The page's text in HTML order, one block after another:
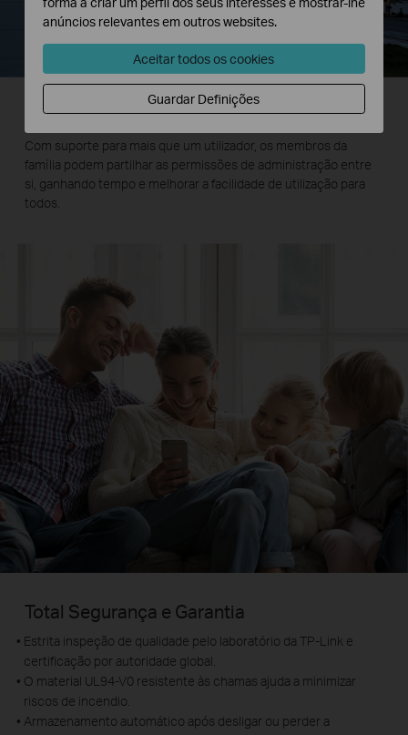
Partilhe com a Família
Com suporte para mais que um utilizador, os membros da
família podem partilhar as permissões de administração entre
si, ganhando tempo e melhorar a facilidade de utilização para
todos.
Total Segurança e Garantia
Estrita inspeção de qualidade pelo laboratório da TP-Link e
certificação por autoridade global.
O material UL94-V0 resistente às chamas ajuda a minimizar
riscos de incendio.
Armazenamento automático após desligar ou perder a
anúncios relevantes em outros websites.
Aceitar todos os cookies
Guardar Definições